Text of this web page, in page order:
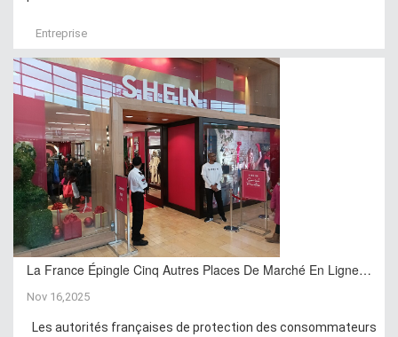
Entreprise
La France Épingle Cinq Autres Places De Marché En Ligne…
Nov 16,2025
Les autorités françaises de protection des consommateurs